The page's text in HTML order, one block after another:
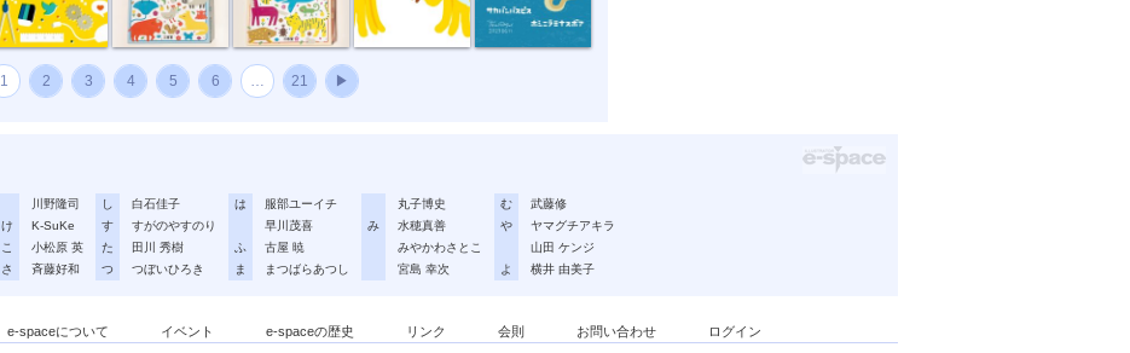
1 2 3 4 5 6 … 21 ▶
川野隆司
け
K-SuKe
こ
小松原 英
さ
斉藤好和
し
白石佳子
す
すがのやすのり
た
田川 秀樹
つ
つぼいひろき
は
服部ユーイチ
早川茂喜
ふ
古屋 暁
ま
まつばらあつし
丸子博史
み
水穂真善
みやかわさとこ
宮島 幸次
む
武藤修
や
ヤマグチアキラ
山田 ケンジ
よ
横井 由美子
e-spaceについて イベント e-spaceの歴史 リンク 会則 お問い合わせ ログイン